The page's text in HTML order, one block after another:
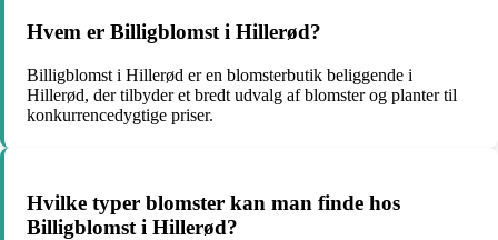
Hvem er Billigblomst i Hillerød?
Billigblomst i Hillerød er en blomsterbutik beliggende i
Hillerød, der tilbyder et bredt udvalg af blomster og planter til
konkurrencedygtige priser.
Hvilke typer blomster kan man finde hos
Billigblomst i Hillerød?